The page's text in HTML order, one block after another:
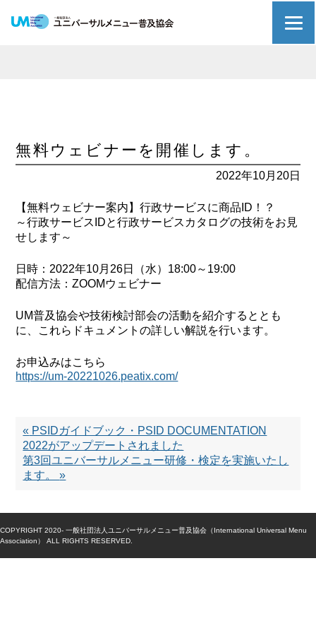
無料ウェビナーを開催します。
2022年10月20日
【無料ウェビナー案内】行政サービスに商品ID！？
～行政サービスIDと行政サービスカタログの技術をお見
せします～
日時：2022年10月26日（水）18:00～19:00
配信方法：ZOOMウェビナー
UM普及協会や技術検討部会の活動を紹介するととも
に、これらドキュメントの詳しい解説を行います。
お申込みはこちら
https://um-20221026.peatix.com/
« PSIDガイドブック・PSID DOCUMENTATION
2022がアップデートされました
第3回ユニバーサルメニュー研修・検定を実施いたし
ます。»
COPYRIGHT 2020- 一般社団法人ユニバーサルメニュー普及協会（International Universal Menu
Association） ALL RIGHTS RESERVED.